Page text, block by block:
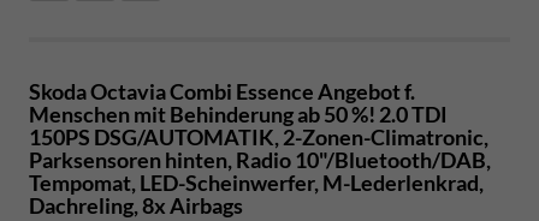
Skoda Octavia Combi Essence Angebot f.
Menschen mit Behinderung ab 50 %! 2.0 TDI
150PS DSG/AUTOMATIK, 2-Zonen-Climatronic,
Parksensoren hinten, Radio 10"/Bluetooth/DAB,
Tempomat, LED-Scheinwerfer, M-Lederlenkrad,
Dachreling, 8x Airbags